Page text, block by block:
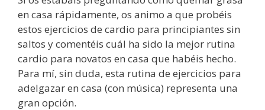
en casa rápidamente, os animo a que probéis
estos ejercicios de cardio para principiantes sin
saltos y comentéis cuál ha sido la mejor rutina
cardio para novatos en casa que habéis hecho.
Para mí, sin duda, esta rutina de ejercicios para
adelgazar en casa (con música) representa una
gran opción.